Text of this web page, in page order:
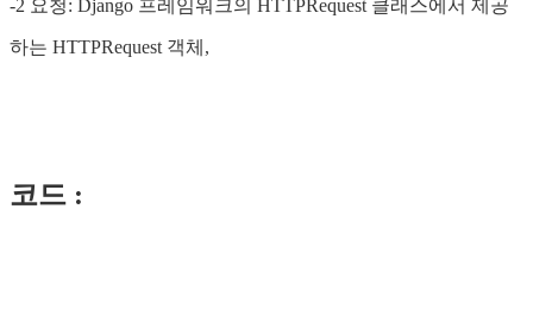
-2 요청: Django 프레임워크의 HTTPRequest 클래스에서 제공
하는 HTTPRequest 객체,
코드 :